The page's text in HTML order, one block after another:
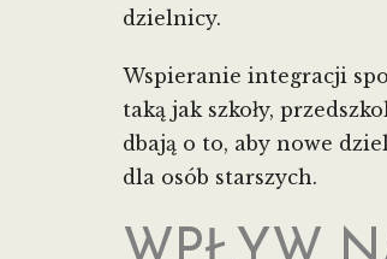
dzielnicy.
Wspieranie integracji
taką jak szkoły,
dbają o to, aby nowe
dla osób starszych.